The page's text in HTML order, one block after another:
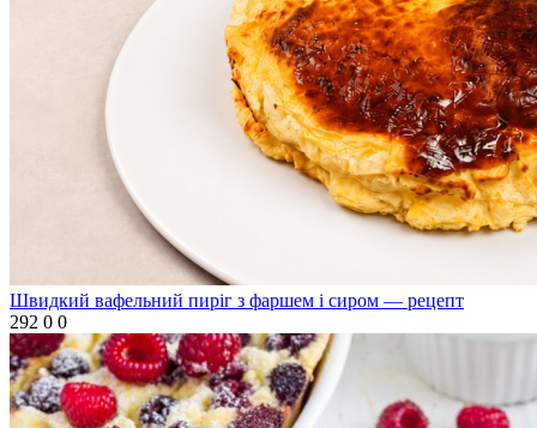
Швидкий вафельний пиріг з фаршем і сиром — рецепт
292 0 0